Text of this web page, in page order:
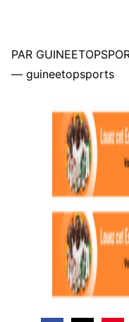
PAR
— guineetopsports